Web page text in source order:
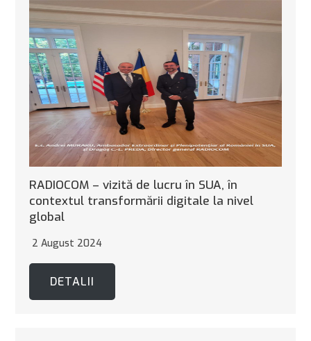
RADIOCOM – vizită de lucru în SUA, în
contextul transformării digitale la nivel
global
2 August 2024
DETALII